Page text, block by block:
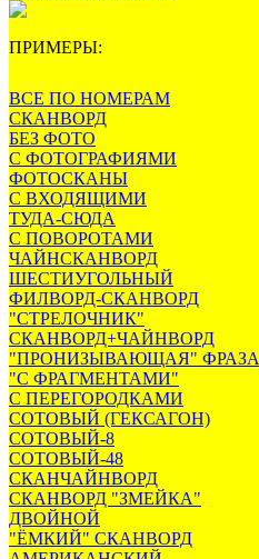
ПРИМЕРЫ:
ВСЕ ПО НОМЕРАМ
СКАНВОРД
БЕЗ ФОТО
С ФОТОГРАФИЯМИ
ФОТОСКАНЫ
С ВХОДЯЩИМИ
ТУДА-СЮДА
С ПОВОРОТАМИ
ЧАЙНСКАНВОРД
ШЕСТИУГОЛЬНЫЙ
ФИЛВОРД-СКАНВОРД
"СТРЕЛОЧНИК"
СКАНВОРД+ЧАЙНВОРД
"ПРОНИЗЫВАЮЩАЯ" ФРАЗА
"С ФРАГМЕНТАМИ"
С ПЕРЕГОРОДКАМИ
СОТОВЫЙ (ГЕКСАГОН)
СОТОВЫЙ-8
СОТОВЫЙ-48
СКАНЧАЙНВОРД
СКАНВОРД "ЗМЕЙКА"
ДВОЙНОЙ
"ЁМКИЙ" СКАНВОРД